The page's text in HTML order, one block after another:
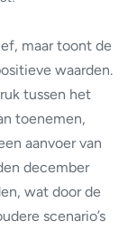
maar toont de
waarden.
tussen het
toenemen,
aanvoer van
december
wat door de
scenario’s